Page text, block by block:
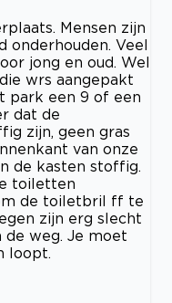
Mensen zijn
onderhouden. Veel
jong en oud. Wel
wrs aangepakt
park een 9 of een
dat de
zijn, geen gras
van onze
de kasten stoffig.
toiletten
de toiletbril ff te
zijn erg slecht
weg. Je moet
loopt.